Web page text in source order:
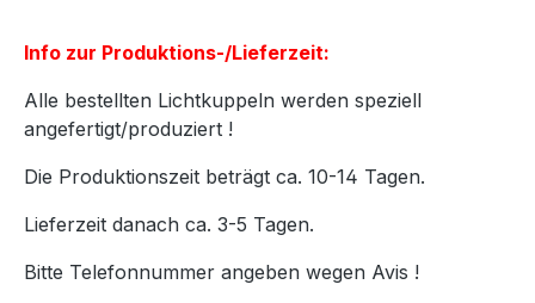
Info zur Produktions-/Lieferzeit:
Alle bestellten Lichtkuppeln werden speziell
angefertigt/produziert !
Die Produktionszeit beträgt ca. 10-14 Tagen.
Lieferzeit danach ca. 3-5 Tagen.
Bitte Telefonnummer angeben wegen Avis !